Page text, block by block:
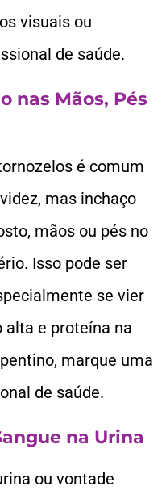
visuais ou
de saúde.
nas Mãos, Pés
é comum
mas inchaço
mãos ou pés no
Isso pode ser
se vier
alta e proteína na
marque uma
de saúde.
na Urina
ou vontade